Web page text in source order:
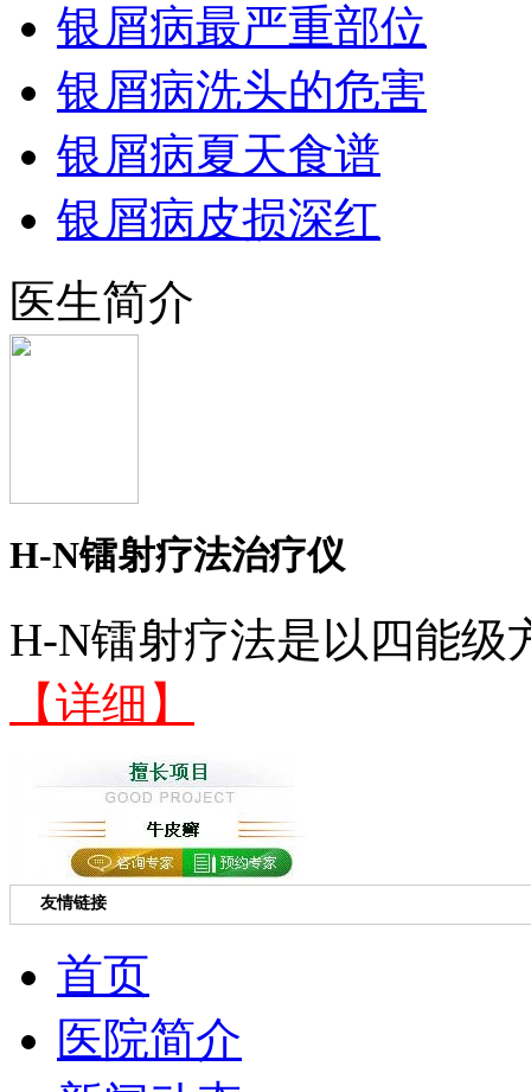
银屑病最严重部位
银屑病洗头的危害
银屑病夏天食谱
银屑病皮损深红
医生简介
H-N镭射疗法治疗仪
H-N镭射疗法是以四能级
【详细】
友情链接
首页
医院简介